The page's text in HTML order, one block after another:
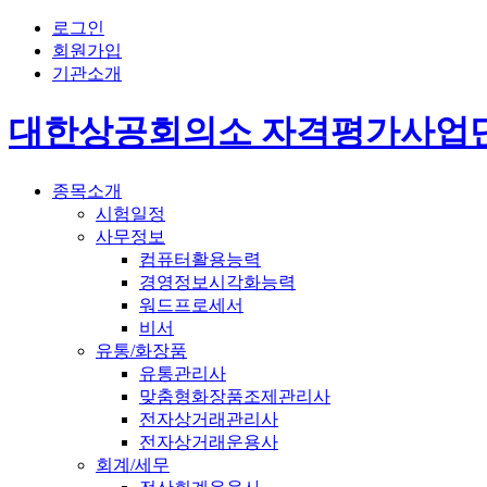
로그인
회원가입
기관소개
대한상공회의소 자격평가사업
종목소개
시험일정
사무정보
컴퓨터활용능력
경영정보시각화능력
워드프로세서
비서
유통/화장품
유통관리사
맞춤형화장품조제관리사
전자상거래관리사
전자상거래운용사
회계/세무